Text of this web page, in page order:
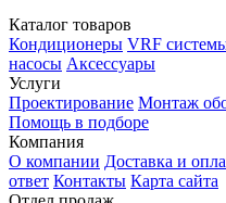
Каталог товаров
Кондиционеры VRF
насосы Аксессуары
Услуги
Проектирование Монтаж
Помощь в подборе
Компания
О компании Доставка и
ответ Контакты Карта сайта